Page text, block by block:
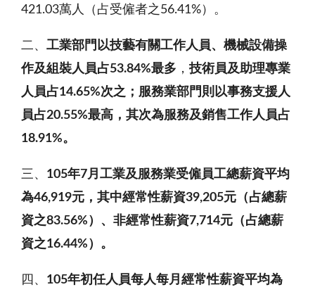
421.03萬人（占受僱者之56.41%）。
二、 工業部門以技藝有關工作人員、機械設備操
作及組裝人員占53.84%最多 ，技術員及助理專業
人員占14.65%次之；服務業部門則以事務支援人
員占20.55%最高，其次為服務及銷售工作人員占
18.91%。
三、 105年7月工業及服務業受僱員工總薪資平均
為46,919元，其中經常性薪資39,205元（占總薪
資之83.56% ） 、 非經常性薪資7,714元（占總薪
資之16.44% ）。
四、 105年初任人員每人每月 經常性薪資平均為